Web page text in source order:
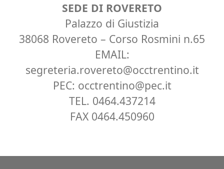
SEDE DI ROVERETO
Palazzo di Giustizia
38068 Rovereto – Corso Rosmini n.65
EMAIL:
segreteria.rovereto@occtrentino.it
PEC: occtrentino@pec.it
TEL. 0464.437214
FAX 0464.450960